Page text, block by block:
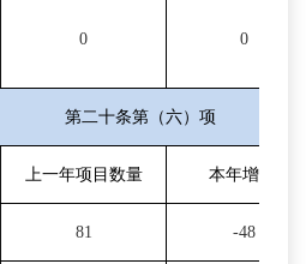
0 0
第二十条第（六）项
上一年项目数量 本年增/减
81 -48